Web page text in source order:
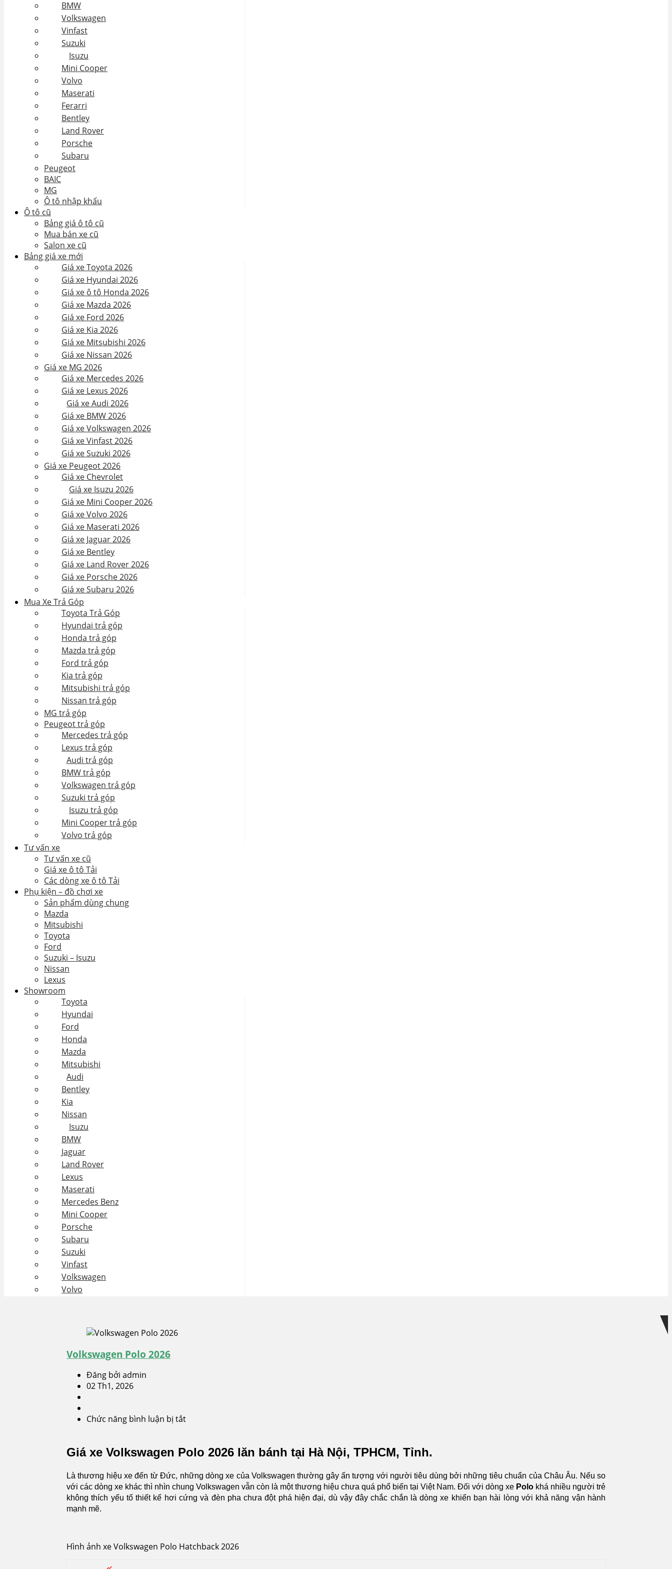
BMW
Volkswagen
Vinfast
Suzuki
Isuzu
Mini Cooper
Volvo
Maserati
Ferarri
Bentley
Land Rover
Porsche
Subaru
Peugeot
BAIC
MG
Ô tô nhập khẩu
Ô tô cũ
Bảng giá ô tô cũ
Mua bán xe cũ
Salon xe cũ
Bảng giá xe mới
Giá xe Toyota 2026
Giá xe Hyundai 2026
Giá xe ô tô Honda 2026
Giá xe Mazda 2026
Giá xe Ford 2026
Giá xe Kia 2026
Giá xe Mitsubishi 2026
Giá xe Nissan 2026
Giá xe MG 2026
Giá xe Mercedes 2026
Giá xe Lexus 2026
Giá xe Audi 2026
Giá xe BMW 2026
Giá xe Volkswagen 2026
Giá xe Vinfast 2026
Giá xe Suzuki 2026
Giá xe Peugeot 2026
Giá xe Chevrolet
Giá xe Isuzu 2026
Giá xe Mini Cooper 2026
Giá xe Volvo 2026
Giá xe Maserati 2026
Giá xe Jaguar 2026
Giá xe Bentley
Giá xe Land Rover 2026
Giá xe Porsche 2026
Giá xe Subaru 2026
Mua Xe Trả Góp
Toyota Trả Góp
Hyundai trả góp
Honda trả góp
Mazda trả góp
Ford trả góp
Kia trả góp
Mitsubishi trả góp
Nissan trả góp
MG trả góp
Peugeot trả góp
Mercedes trả góp
Lexus trả góp
Audi trả góp
BMW trả góp
Volkswagen trả góp
Suzuki trả góp
Isuzu trả góp
Mini Cooper trả góp
Volvo trả góp
Tư vấn xe
Tư vấn xe cũ
Giá xe ô tô Tải
Các dòng xe ô tô Tải
Phụ kiện – đồ chơi xe
Sản phẩm dùng chung
Mazda
Mitsubishi
Toyota
Ford
Suzuki – Isuzu
Nissan
Lexus
Showroom
Toyota
Hyundai
Ford
Honda
Mazda
Mitsubishi
Audi
Bentley
Kia
Nissan
Isuzu
BMW
Jaguar
Land Rover
Lexus
Maserati
Mercedes Benz
Mini Cooper
Porsche
Subaru
Suzuki
Vinfast
Volkswagen
Volvo
Volkswagen Polo 2026
Đăng bởi admin
02 Th1, 2026
Chức năng bình luận bị tắt
2026
Giá xe Volkswagen Polo 2026 lăn bánh tại Hà Nội, TPHCM, Tỉnh.
Là thương hiệu xe đến từ Đức, những dòng xe của Volkswagen thường gây ấn tượng với người tiêu dùng bởi những tiêu chuẩn của Châu Âu. Nếu so
với các dòng xe khác thì nhìn chung Volkswagen vẫn còn là một thương hiệu chưa quá phổ biến tại Việt Nam. Đối với dòng xe Polo khá nhiều người trẻ
không thích yếu tố thiết kế hơi cứng và đèn pha chưa đột phá hiện đại, dù vậy đây chắc chắn là dòng xe khiến bạn hài lòng với khả năng vận hành
mạnh mẽ.
Hình ảnh xe Volkswagen Polo Hatchback 2026